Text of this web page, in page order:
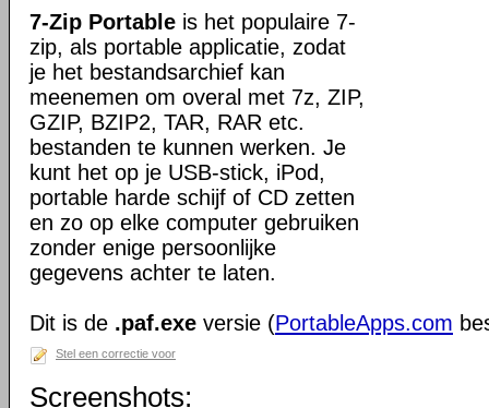
7-Zip Portable is het populaire 7-
zip, als portable applicatie, zodat
je het bestandsarchief kan
meenemen om overal met 7z, ZIP,
GZIP, BZIP2, TAR, RAR etc.
bestanden te kunnen werken. Je
kunt het op je USB-stick, iPod,
portable harde schijf of CD zetten
en zo op elke computer gebruiken
zonder enige persoonlijke
gegevens achter te laten.
Dit is de .paf.exe versie (PortableApps.com
Stel een correctie voor
Screenshots: